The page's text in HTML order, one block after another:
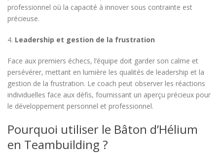
professionnel où la capacité à innover sous contrainte est
précieuse.
4. Leadership et gestion de la frustration
Face aux premiers échecs, l’équipe doit garder son calme et
persévérer, mettant en lumière les qualités de leadership et la
gestion de la frustration. Le coach peut observer les réactions
individuelles face aux défis, fournissant un aperçu précieux pour
le développement personnel et professionnel.
Pourquoi utiliser le Bâton d’Hélium
en Teambuilding ?